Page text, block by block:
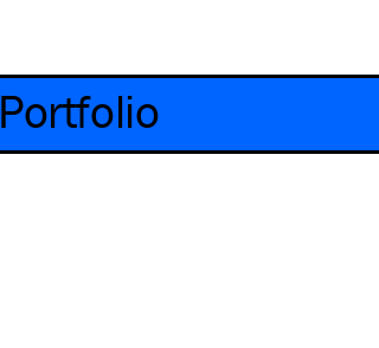
Portfolio